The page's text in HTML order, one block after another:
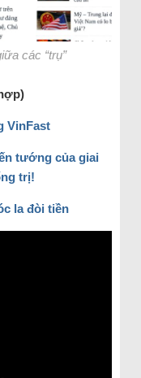
các “trụ”
VinFast
tướng của giai
trị!
la đòi tiền